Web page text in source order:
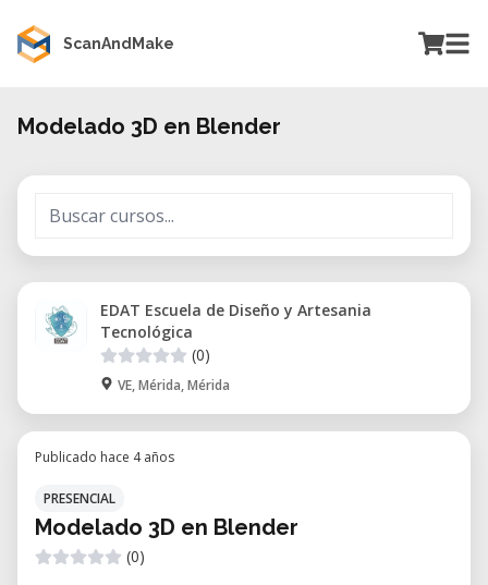
ScanAndMake
Modelado 3D en Blender
EDAT Escuela de Diseño y Artesania
Tecnológica
(0)
VE, Mérida, Mérida
Publicado hace 4 años
PRESENCIAL
Modelado 3D en Blender
(0)